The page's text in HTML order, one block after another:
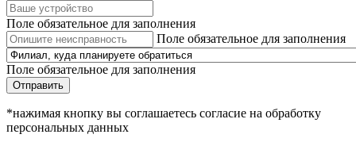
Поле обязательное для заполнения
Поле обязательное для заполнения
Поле обязательное для заполнения
Отправить
*нажимая кнопку вы соглашаетесь согласие на обработку
персональных данных